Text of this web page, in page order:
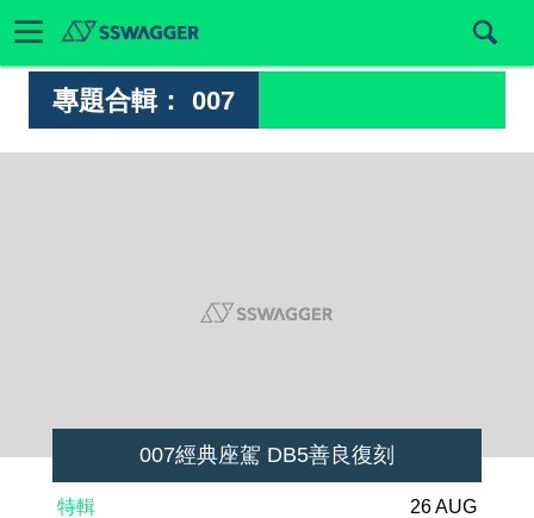
專題合輯： 007
007經典座駕 DB5善良復刻
特輯 26 AUG